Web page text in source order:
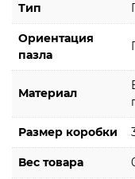
Тип
Ориентация
пазла
Материал
Размер коробки
Вес товара